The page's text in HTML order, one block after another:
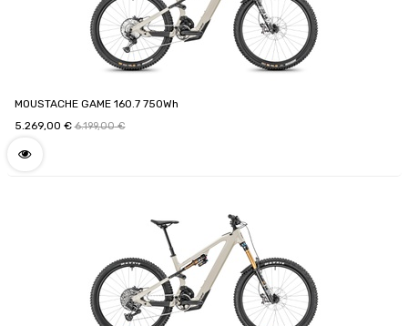
MOUSTACHE GAME 160.7 750Wh
5.269,00 € 6.199,00€